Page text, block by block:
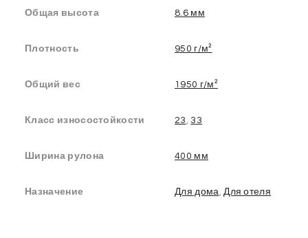
Общая высота 8.6 мм
Плотность 950 г/м²
Общий вес 1950 г/м²
Класс износостойкости 23 33
Ширина рулона 400 мм
Назначение Для дома Для отеля